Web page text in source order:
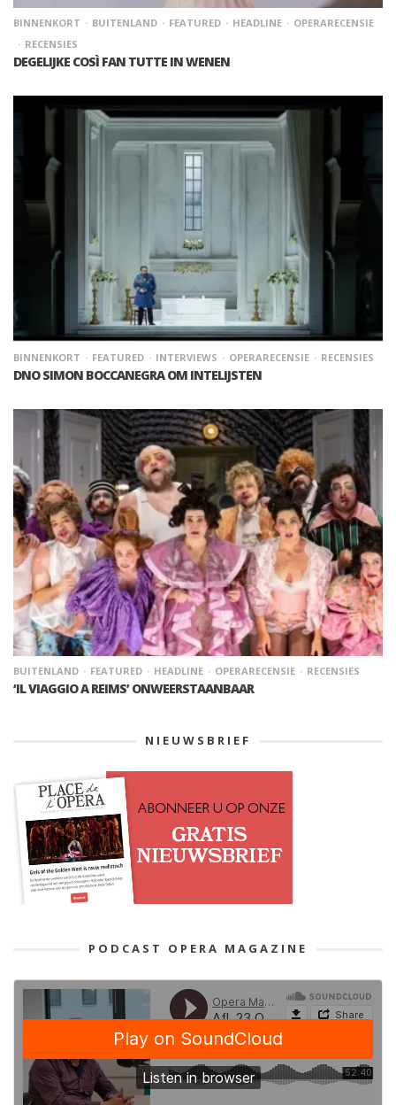
BINNENKORT BUITENLAND FEATURED HEADLINE
OPERARECENSIE
RECENSIES
DEGELIJKE COSÌ FAN TUTTE IN WENEN
BINNENKORT FEATURED INTERVIEWS OPERARECENSIE RECENSIES
DNO SIMON BOCCANEGRA OM INTELIJSTEN
BUITENLAND FEATURED HEADLINE OPERARECENSIE RECENSIES
‘IL VIAGGIO A REIMS’ ONWEERSTAANBAAR
NIEUWSBRIEF
PODCAST OPERA MAGAZINE